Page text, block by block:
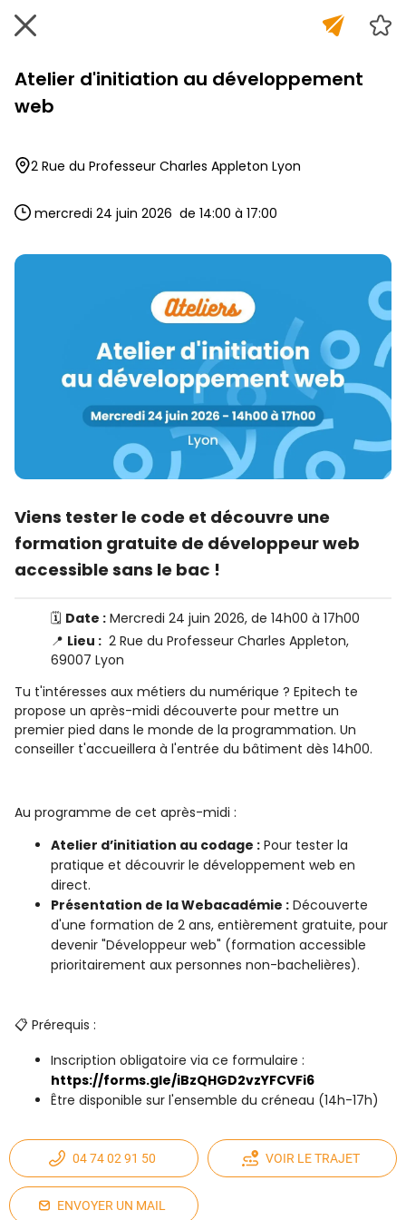
Atelier d'initiation au développement
web
2 Rue du Professeur Charles Appleton Lyon
mercredi 24 juin 2026  de 14:00 à 17:00
Viens tester le code et découvre une
formation gratuite de développeur web
accessible sans le bac !
🗓️ Date : Mercredi 24 juin 2026, de 14h00 à 17h00
📍 Lieu : 2 Rue du Professeur Charles Appleton,
69007 Lyon
Tu t'intéresses aux métiers du numérique ? Epitech te
propose un après-midi découverte pour mettre un
premier pied dans le monde de la programmation. Un
conseiller t'accueillera à l'entrée du bâtiment dès 14h00.
Au programme de cet après-midi :
Atelier d’initiation au codage : Pour tester la
pratique et découvrir le développement web en
direct.
Présentation de la Webacadémie : Découverte
d'une formation de 2 ans, entièrement gratuite, pour
devenir "Développeur web" (formation accessible
prioritairement aux personnes non-bachelières).
📋 Prérequis :
Inscription obligatoire via ce formulaire :
https://forms.gle/iBzQHGD2vzYFCVFi6
Être disponible sur l'ensemble du créneau (14h-17h)
04 74 02 91 50 VOIR LE TRAJET
ENVOYER UN MAIL